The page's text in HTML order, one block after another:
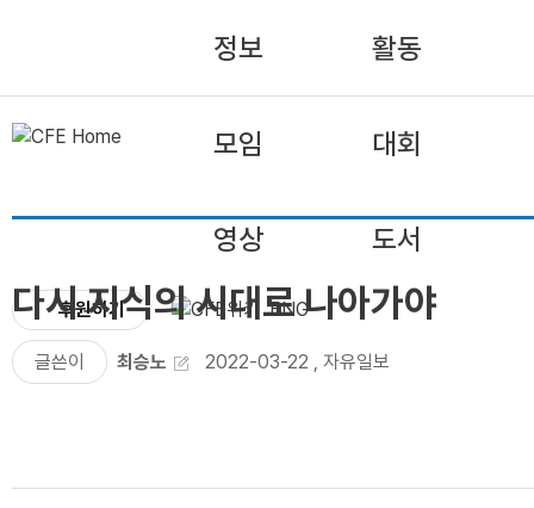
정보 활동
모임 대회
영상 도서
후원하기 ENG
다시 지식의 시대로 나아가야
글쓴이 최승노 2022-03-22 , 자유일보